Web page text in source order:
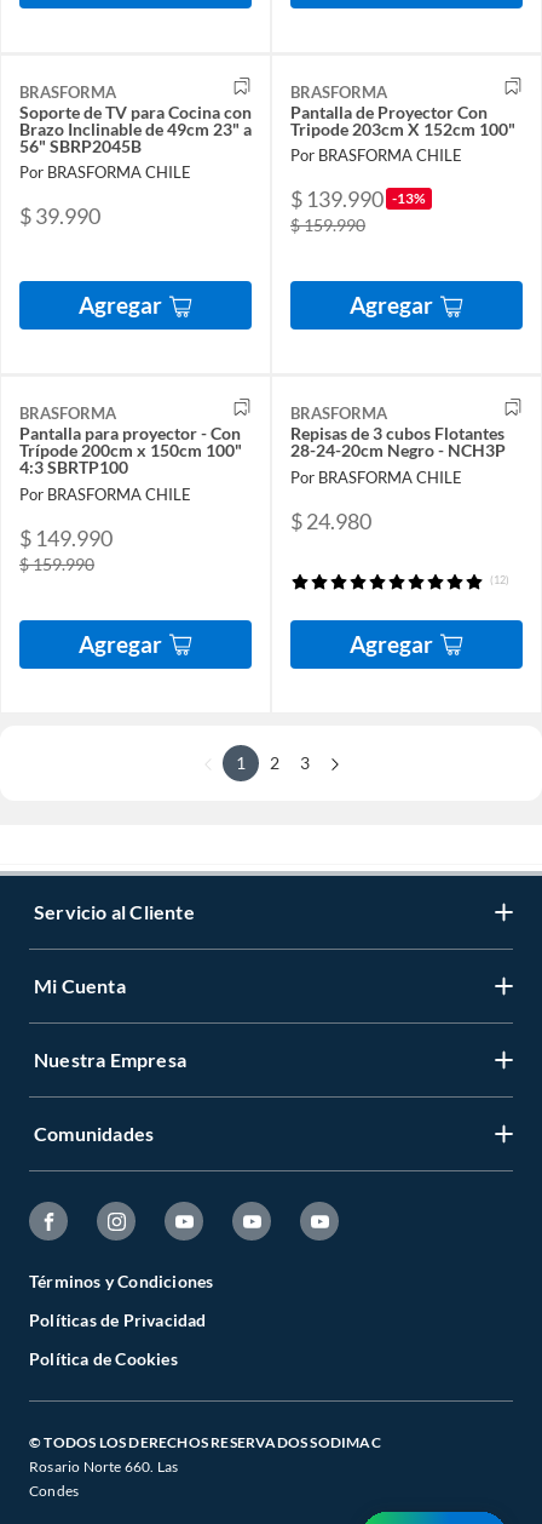
BRASFORMA
Soporte de TV para Cocina con
Brazo Inclinable de 49cm 23" a
56" SBRP2045B
Por BRASFORMA CHILE
$ 39.990
Agregar
BRASFORMA
Pantalla de Proyector Con
Tripode 203cm X 152cm 100"
Por BRASFORMA CHILE
$ 139.990 -13%
$ 159.990
Agregar
BRASFORMA
Pantalla para proyector - Con
Trípode 200cm x 150cm 100"
4:3 SBRTP100
Por BRASFORMA CHILE
$ 149.990
$ 159.990
Agregar
BRASFORMA
Repisas de 3 cubos Flotantes
28-24-20cm Negro - NCH3P
Por BRASFORMA CHILE
$ 24.980
(12)
Agregar
1 2 3
Servicio al Cliente
Mi Cuenta
Nuestra Empresa
Comunidades
Términos y Condiciones
Políticas de Privacidad
Política de Cookies
© TODOS LOS DERECHOS RESERVADOS SODIMAC
Rosario Norte 660. Las
Condes